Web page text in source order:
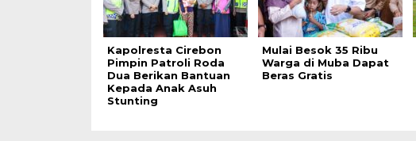
Kapolresta Cirebon
Pimpin Patroli Roda
Dua Berikan Bantuan
Kepada Anak Asuh
Stunting
Mulai Besok 35 Ribu
Warga di Muba Dapat
Beras Gratis